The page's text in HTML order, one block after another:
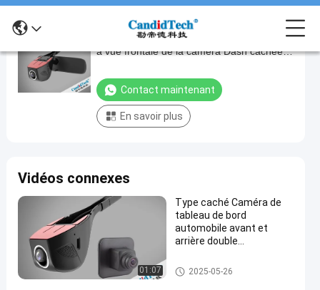
Play
Video
Résolution
d'image
d'enregistrement
de
la
caméra
Dash
cachée
de
Résolution d'image d'enregistrement DVR
à vue frontale de la caméra Dash cachée
Contact maintenant
En savoir plus
Vidéos connexes
01:07
Type caché Caméra de
tableau de bord
automobile avant et
arrière double
OEM
came cachée de tiret
2025-05-26